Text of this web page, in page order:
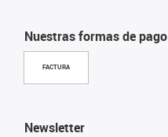
Nuestras formas de pago
FACTURA
Newsletter